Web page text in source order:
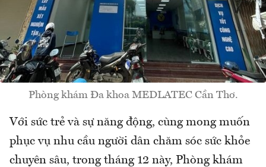
Phòng khám Đa khoa MEDLATEC Cần Thơ.
Với sức trẻ và sự năng động, cùng mong muốn
phục vụ nhu cầu người dân chăm sóc sức khỏe
chuyên sâu, trong tháng 12 này, Phòng khám